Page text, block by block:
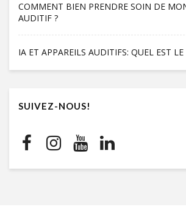
COMMENT BIEN PRENDRE SOIN DE
AUDITIF ?
IA ET APPAREILS AUDITIFS: QUEL EST
SUIVEZ-NOUS!